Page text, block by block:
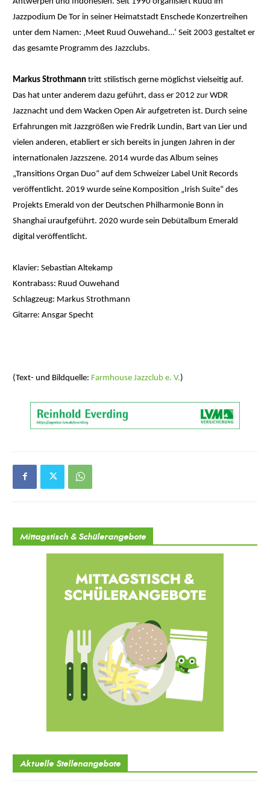
Jazzpodium De Tor in seiner Heimatstadt Enschede Konzertreihen
unter dem Namen: ‚Meet Ruud Ouwehand…‘ Seit 2003 gestaltet er
das gesamte Programm des Jazzclubs.
Markus Strothmann tritt stilistisch gerne möglichst vielseitig auf.
Das hat unter anderem dazu geführt, dass er 2012 zur WDR
Jazznacht und dem Wacken Open Air aufgetreten ist. Durch seine
Erfahrungen mit Jazzgrößen wie Fredrik Lundin, Bart van Lier und
vielen anderen, etabliert er sich bereits in jungen Jahren in der
internationalen Jazzszene. 2014 wurde das Album seines
„Transitions Organ Duo“ auf dem Schweizer Label Unit Records
veröffentlicht. 2019 wurde seine Komposition „Irish Suite“ des
Projekts Emerald von der Deutschen Philharmonie Bonn in
Shanghai uraufgeführt. 2020 wurde sein Debütalbum Emerald
digital veröffentlicht.
Klavier: Sebastian Altekamp
Kontrabass: Ruud Ouwehand
Schlagzeug: Markus Strothmann
Gitarre: Ansgar Specht
(Text- und Bildquelle: Farmhouse Jazzclub e. V.)
Mittagstisch & Schülerangebote
Aktuelle Stellenangebote